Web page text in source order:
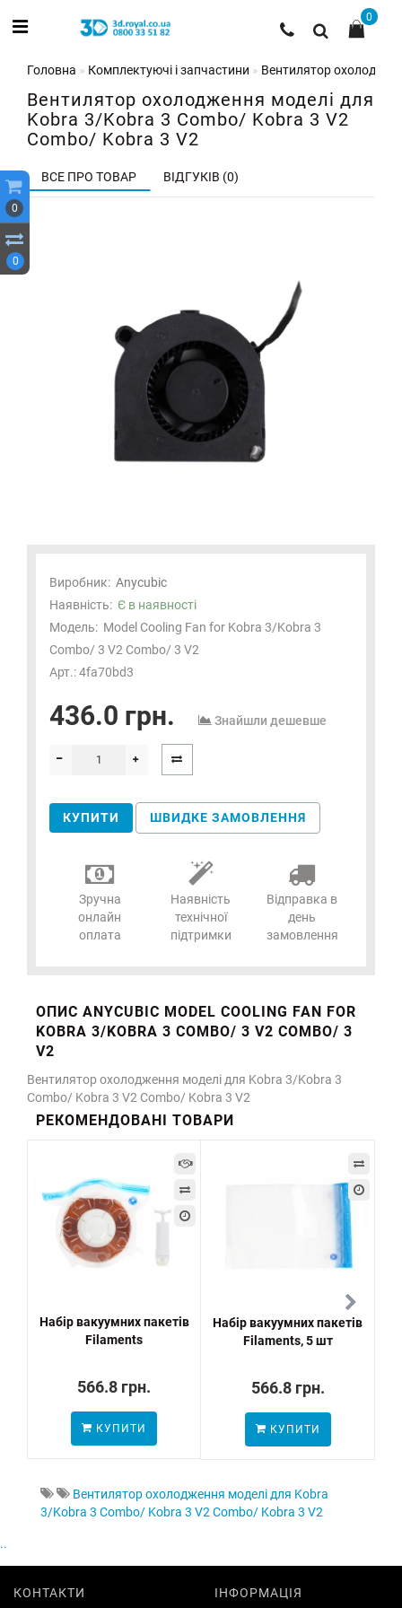
0
0
0
Головна Комплектуючі і запчастини Вентилятор
Вентилятор охолодження моделі для
Kobra 3/Kobra 3 Combo/ Kobra 3 V2
Combo/ Kobra 3 V2
ВСЕ ПРО ТОВАР ВІДГУКІВ (0)
Виробник: Anycubic
Наявність: Є в наявності
Модель: Model Cooling Fan for Kobra 3/Kobra 3
Combo/ 3 V2 Combo/ 3 V2
Арт.: 4fa70bd3
436.0 грн. Знайшли дешевше
КУПИТИ ШВИДКЕ ЗАМОВЛЕННЯ
Зручна
онлайн
оплата
Наявність
технічної
підтримки
Відправка в
день
замовлення
ОПИС ANYCUBIC MODEL COOLING FAN FOR
KOBRA 3/KOBRA 3 COMBO/ 3 V2 COMBO/ 3
V2
Вентилятор охолодження моделі для Kobra 3/Kobra 3
Combo/ Kobra 3 V2 Combo/ Kobra 3 V2
РЕКОМЕНДОВАНІ ТОВАРИ
Набір вакуумних пакетів
Filaments
566.8 грн.
КУПИТИ
Набір вакуумних пакетів
Filaments, 5 шт
566.8 грн.
КУПИТИ
Вентилятор охолодження моделі для Kobra
3/Kobra 3 Combo/ Kobra 3 V2 Combo/ Kobra 3 V2
..
КОНТАКТИ ІНФОРМАЦІЯ